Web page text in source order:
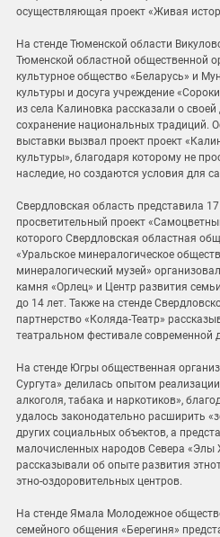
осуществляющая проект «Живая
На стенде Тюменской области
Тюменской областной общественной
культурное общество «Беларусь» и
культуры и досуга учреждение
из села Калиновка рассказали о
сохранение национальных традиций.
выставки вызвал проект проект
культуры», благодаря которому не
наследие, но создаются условия для
Свердловская область представила
просветительный проект
которого Свердловская областная
«Уральское минералогическое
минералогический музей»
камня «Орлец» и Центр развития
до 14 лет. Также на стенде
партнерство «Коляда-Театр»
театральном фестивале современной
На стенде Югры общественная
Сургута» делилась опытом
алкоголя, табака и наркотиков»,
удалось законодательно расширить
других социальных объектов, а
малочисленных народов Севера «Элы
рассказывали об опыте развития
этно-оздоровительных центров.
На стенде Ямала Молодежное
семейного общения «Берегиня»